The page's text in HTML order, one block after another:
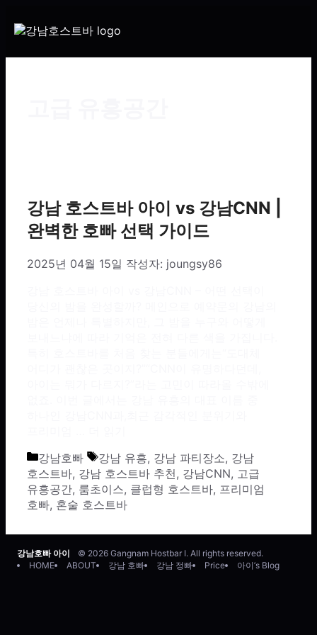
강남 호스트바 아이 vs 강남CNN |
완벽한 호빠 선택 가이드
2025년 04월 15일 작성자: joungsy86
카테고리
강남호빠 태그
강남 유흥, 강남 파티장소, 강남
호스트바, 강남 호스트바 추천, 강남CNN, 고급
유흥공간, 룸초이스, 클럽형 호스트바, 프리미엄
호빠, 혼술 호스트바
강남호빠 아이
© 2026 Gangnam Hostbar I. All rights reserved.
HOME
ABOUT 강남 호빠 강남 정빠 Price 아이’s Blog